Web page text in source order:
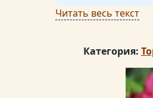
Читать весь текст
Категория: